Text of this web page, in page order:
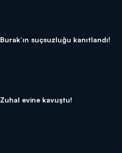
Burak’ın suçsuzluğu kanıtlandı!
Zuhal evine kavuştu!